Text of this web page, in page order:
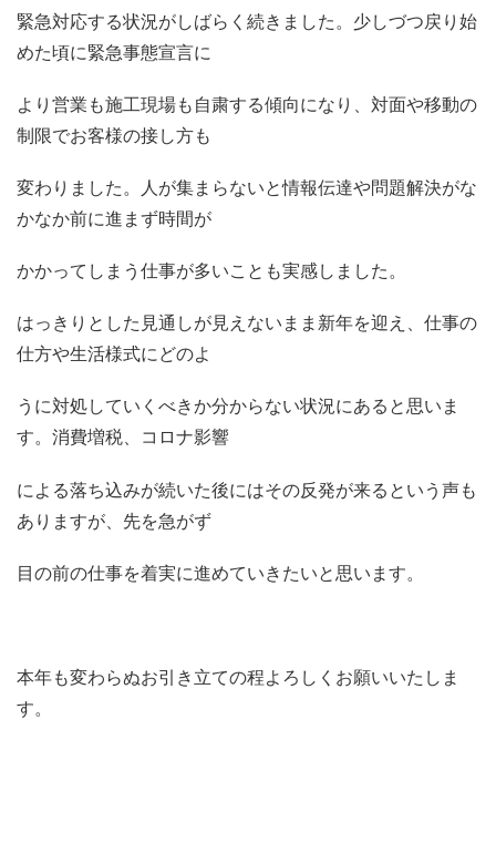
緊急対応する状況がしばらく続きました。少しづつ戻り始
めた頃に緊急事態宣言に
より営業も施工現場も自粛する傾向になり、対面や移動の
制限でお客様の接し方も
変わりました。人が集まらないと情報伝達や問題解決がな
かなか前に進まず時間が
かかってしまう仕事が多いことも実感しました。
はっきりとした見通しが見えないまま新年を迎え、仕事の
仕方や生活様式にどのよ
うに対処していくべきか分からない状況にあると思いま
す。消費増税、コロナ影響
による落ち込みが続いた後にはその反発が来るという声も
ありますが、先を急がず
目の前の仕事を着実に進めていきたいと思います。
本年も変わらぬお引き立ての程よろしくお願いいたしま
す。